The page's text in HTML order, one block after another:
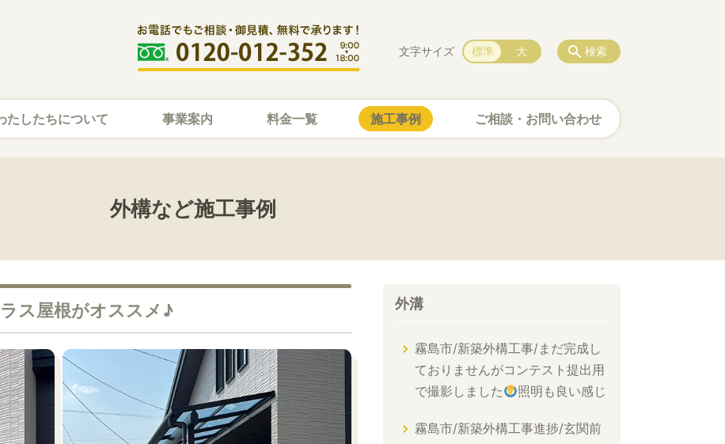
たしたちについて 事業案内 料金一覧 施工事例 ご相談・お問い合わせ
検索
文字サイズ 標準 大
外構など施工事例
ス屋根がオススメ♪ 外溝
霧島市/新築外構工事/まだ完成し
ておりませんがコンテスト提出用
で撮影しました
照明も良い感じ
霧島市/新築外構工事進捗/玄関前